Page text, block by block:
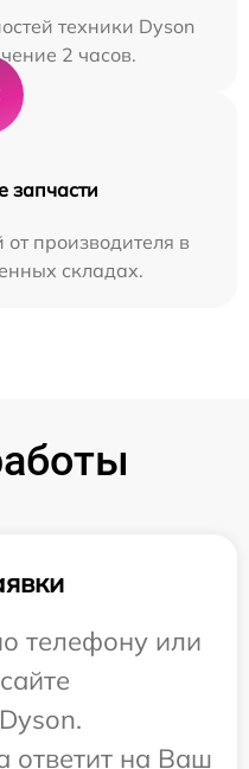
техники Dyson
2 часов.
запчасти
производителя в
складах.
телефону или
ответит на Ваш